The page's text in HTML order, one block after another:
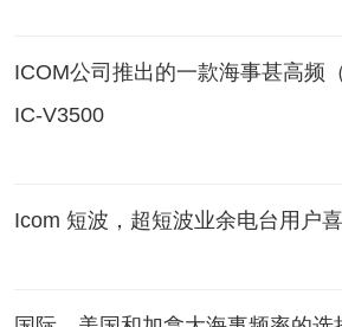
ICOM公司推出的一款海事甚高频
IC-V3500
Icom 短波，超短波业余电台用户